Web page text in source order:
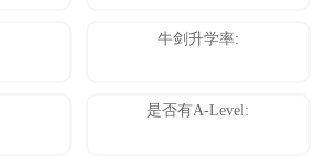
牛剑升学率:
是否有A-Level: